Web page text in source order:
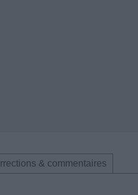
& commentaires